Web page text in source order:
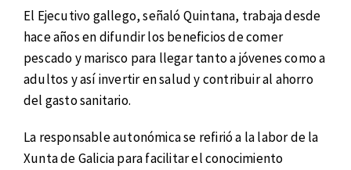
El Ejecutivo gallego, señaló Quintana, trabaja desde
hace años en difundir los beneficios de comer
pescado y marisco para llegar tanto a jóvenes como a
adultos y así invertir en salud y contribuir al ahorro
del gasto sanitario.
La responsable autonómica se refirió a la labor de la
Xunta de Galicia para facilitar el conocimiento